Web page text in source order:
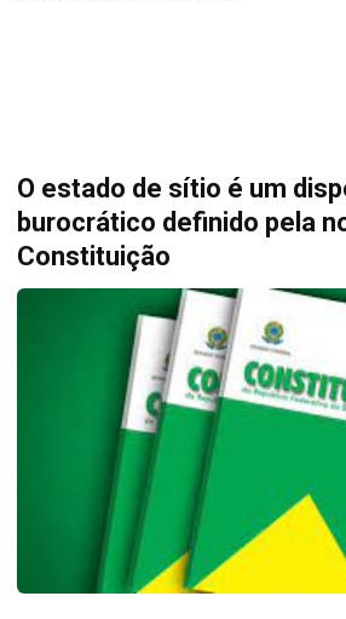
O estado de sítio é um
burocrático definido pela
Constituição